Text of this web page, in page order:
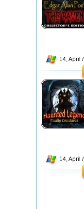
14, April /
14, April /